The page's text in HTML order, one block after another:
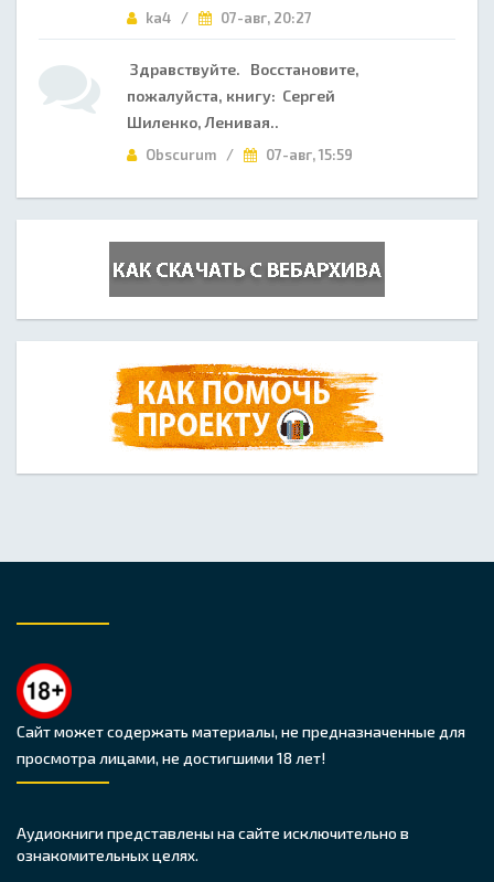
ka4 / 07-авг, 20:27
Здравствуйте. Восстановите,
пожалуйста, книгу: Сергей
Шиленко, Ленивая..
Obscurum / 07-авг, 15:59
Сайт может содержать материалы, не предназначенные для
просмотра лицами, не достигшими 18 лет!
Аудиокниги представлены на сайте исключительно в
ознакомительных целях.